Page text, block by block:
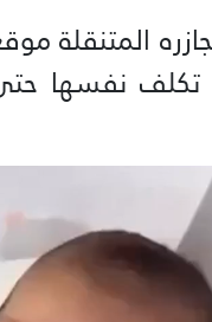
المتنقلة
تكلف نفسها